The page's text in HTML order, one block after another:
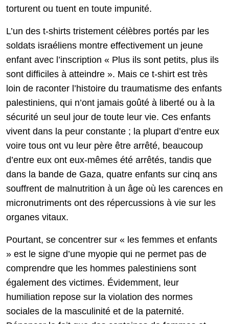
torturent ou tuent en toute impunité.
L’un des t-shirts tristement célèbres portés par les
soldats israéliens montre effectivement un jeune
enfant avec l’inscription « Plus ils sont petits, plus ils
sont difficiles à atteindre ». Mais ce t-shirt est très
loin de raconter l’histoire du traumatisme des enfants
palestiniens, qui n’ont jamais goûté à liberté ou à la
sécurité un seul jour de toute leur vie. Ces enfants
vivent dans la peur constante ; la plupart d’entre eux
voire tous ont vu leur père être arrêté, beaucoup
d’entre eux ont eux-mêmes été arrêtés, tandis que
dans la bande de Gaza, quatre enfants sur cinq ans
souffrent de malnutrition à un âge où les carences en
micronutriments ont des répercussions à vie sur les
organes vitaux.
Pourtant, se concentrer sur « les femmes et enfants
» est le signe d’une myopie qui ne permet pas de
comprendre que les hommes palestiniens sont
également des victimes. Évidemment, leur
humiliation repose sur la violation des normes
sociales de la masculinité et de la paternité.